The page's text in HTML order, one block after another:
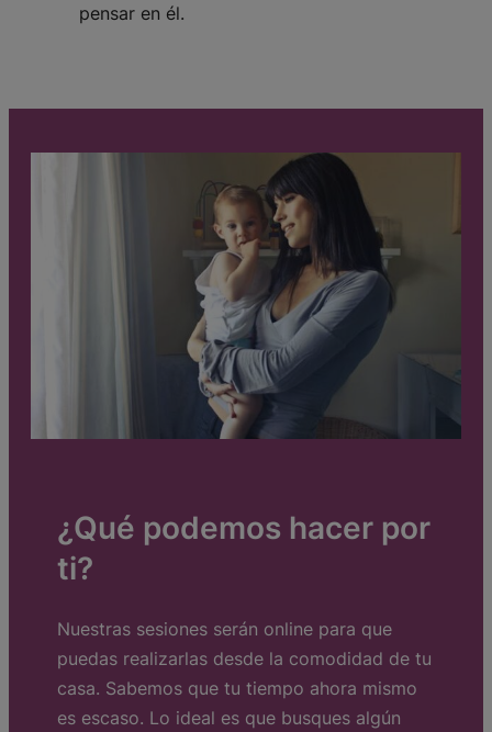
pensar en él.
¿Qué podemos hacer por
ti?
Nuestras sesiones serán online para que
puedas realizarlas desde la comodidad de tu
casa. Sabemos que tu tiempo ahora mismo
es escaso. Lo ideal es que busques algún